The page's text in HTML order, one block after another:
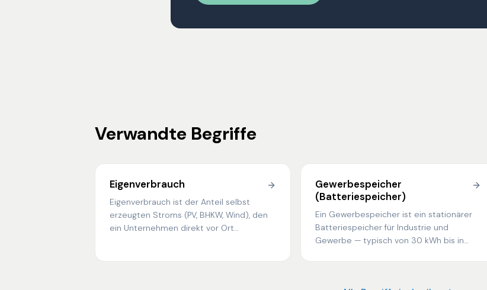
Verwandte Begriffe
Eigenverbrauch
Eigenverbrauch ist der Anteil selbst
erzeugten Stroms (PV, BHKW, Wind), den
ein Unternehmen direkt vor Ort
Gewerbespeicher
(Batteriespeicher)
Ein Gewerbespeicher ist ein stationärer
Batteriespeicher für Industrie und
Gewerbe — typisch von 30 kWh bis in